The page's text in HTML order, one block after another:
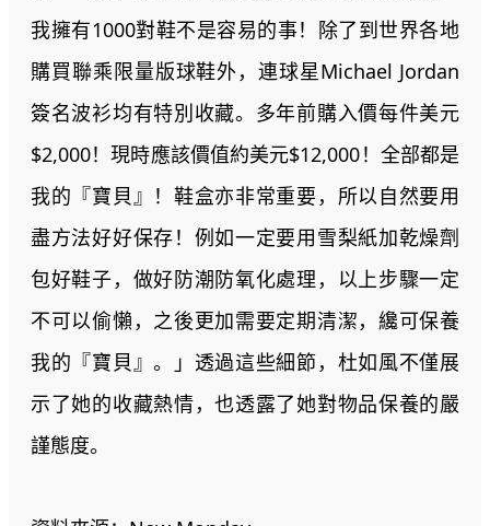
我擁有1000對鞋不是容易的事！除了到世界各地
購買聯乘限量版球鞋外，連球星Michael Jordan
簽名波衫均有特別收藏。多年前購入價每件美元
$2,000！現時應該價值約美元$12,000！全部都是
我的『寶貝』！鞋盒亦非常重要，所以自然要用
盡方法好好保存！例如一定要用雪梨紙加乾燥劑
包好鞋子，做好防潮防氧化處理，以上步驟一定
不可以偷懶，之後更加需要定期清潔，纔可保養
我的『寶貝』。」透過這些細節，杜如風不僅展
示了她的收藏熱情，也透露了她對物品保養的嚴
謹態度。